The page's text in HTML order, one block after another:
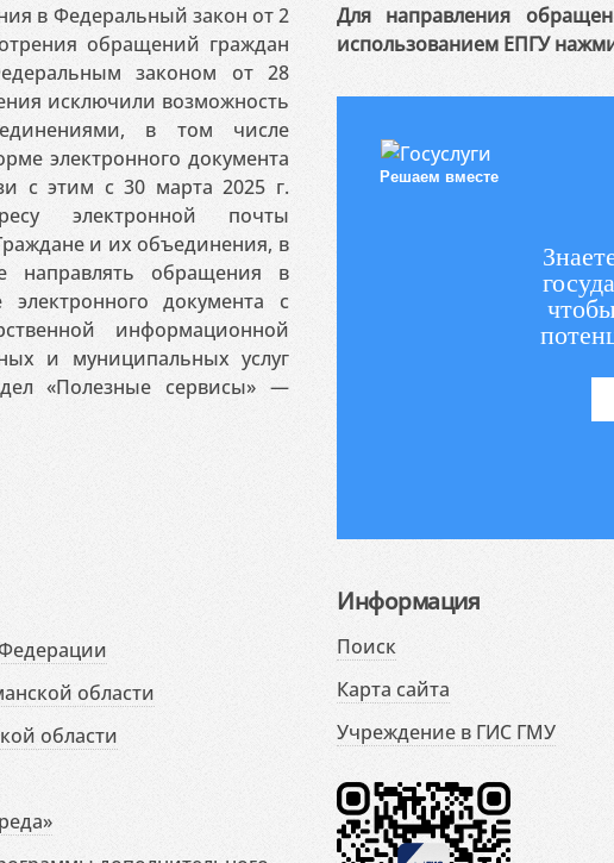
в Федеральный закон от 2
обращений граждан
законом от 28
исключили возможность
в том числе
электронного документа
с этим с 30 марта 2025 г.
электронной почты
и их объединения, в
направлять обращения в
документа с
информационной
и муниципальных услуг
«Полезные сервисы» —
Для направления
использованием ЕПГУ
Решаем вместе
области
области
Информация
Поиск
Карта сайта
Учреждение в ГИС ГМУ